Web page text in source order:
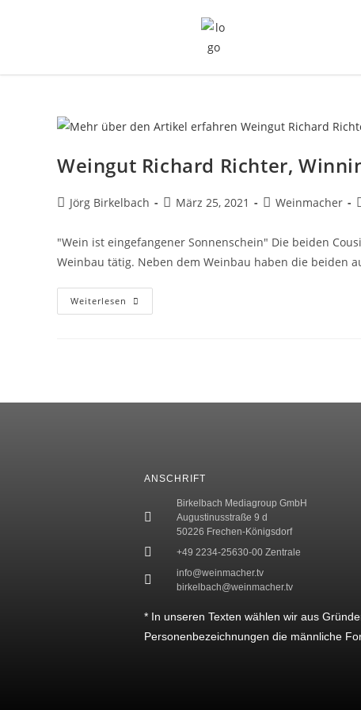
Weingut Richard Richter,
Jörg Birkelbach März 25, 2021 Weinmacher
"Wein ist eingefangener Sonnenschein" Die beiden
Weinbau tätig. Neben dem Weinbau haben die beiden
Weiterlesen
ANSCHRIFT
Birkelbach Mediagroup GmbH
Augustinusstraße 9 d
50226 Frechen-Königsdorf
+49 2234-25630-00 Zentrale
info@weinmacher.tv
birkelbach@weinmacher.tv
* In unseren Texten wählen wir aus
Personenbezeichnungen die männliche